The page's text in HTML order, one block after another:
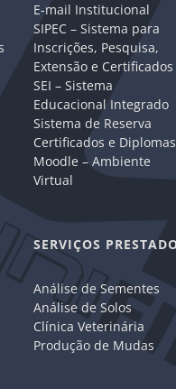
E-mail Institucional
SIPEC – Sistema para
Inscrições, Pesquisa,
Extensão e Certificados
SEI – Sistema
Educacional Integrado
Sistema de Reserva
Certificados e Diplomas
Moodle – Ambiente
Virtual
SERVIÇOS
Análise de Sementes
Análise de Solos
Clínica Veterinária
Produção de Mudas